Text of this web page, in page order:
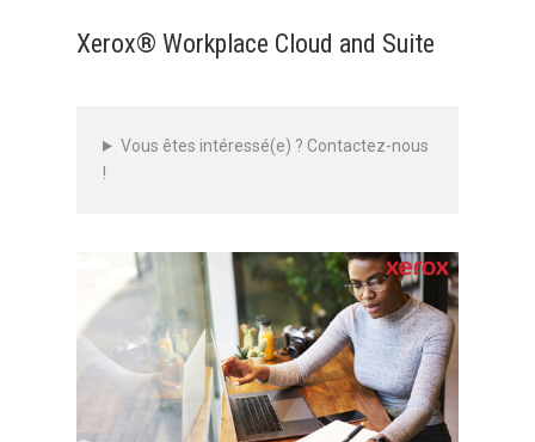
Xerox® Workplace Cloud and Suite
Vous êtes intéressé(e) ? Contactez-nous
!